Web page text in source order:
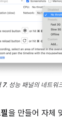
7. 성능 패널의 네트워
을 만들어 자체